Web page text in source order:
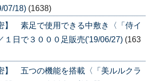
07/18) (1638)
】 素足で使用できる中敷き〈「侍イ
１日で３０００足販売('19/06/27) (163
】 五つの機能を搭載〈「美ルルクラ